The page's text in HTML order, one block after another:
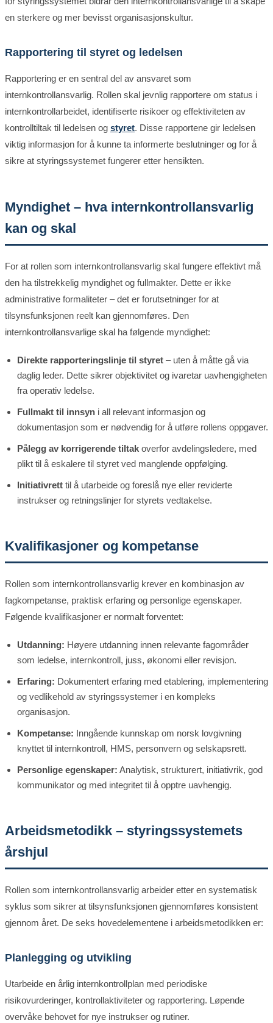
en sterkere og mer bevisst organisasjonskultur.
Rapportering til styret og ledelsen
Rapportering er en sentral del av ansvaret som
internkontrollansvarlig. Rollen skal jevnlig rapportere om status i
internkontrollarbeidet, identifiserte risikoer og effektiviteten av
kontrolltiltak til ledelsen og styret. Disse rapportene gir ledelsen
viktig informasjon for å kunne ta informerte beslutninger og for å
sikre at styringssystemet fungerer etter hensikten.
Myndighet – hva internkontrollansvarlig
kan og skal
For at rollen som internkontrollansvarlig skal fungere effektivt må
den ha tilstrekkelig myndighet og fullmakter. Dette er ikke
administrative formaliteter – det er forutsetninger for at
tilsynsfunksjonen reelt kan gjennomføres. Den
internkontrollansvarlige skal ha følgende myndighet:
Direkte rapporteringslinje til styret – uten å måtte gå via
daglig leder. Dette sikrer objektivitet og ivaretar uavhengigheten
fra operativ ledelse.
Fullmakt til innsyn i all relevant informasjon og
dokumentasjon som er nødvendig for å utføre rollens oppgaver.
Pålegg av korrigerende tiltak overfor avdelingsledere, med
plikt til å eskalere til styret ved manglende oppfølging.
Initiativrett til å utarbeide og foreslå nye eller reviderte
instrukser og retningslinjer for styrets vedtakelse.
Kvalifikasjoner og kompetanse
Rollen som internkontrollansvarlig krever en kombinasjon av
fagkompetanse, praktisk erfaring og personlige egenskaper.
Følgende kvalifikasjoner er normalt forventet:
Utdanning: Høyere utdanning innen relevante fagområder
som ledelse, internkontroll, juss, økonomi eller revisjon.
Erfaring: Dokumentert erfaring med etablering, implementering
og vedlikehold av styringssystemer i en kompleks
organisasjon.
Kompetanse: Inngående kunnskap om norsk lovgivning
knyttet til internkontroll, HMS, personvern og selskapsrett.
Personlige egenskaper: Analytisk, strukturert, initiativrik, god
kommunikator og med integritet til å opptre uavhengig.
Arbeidsmetodikk – styringssystemets
årshjul
Rollen som internkontrollansvarlig arbeider etter en systematisk
syklus som sikrer at tilsynsfunksjonen gjennomføres konsistent
gjennom året. De seks hovedelementene i arbeidsmetodikken er:
Planlegging og utvikling
Utarbeide en årlig internkontrollplan med periodiske
risikovurderinger, kontrollaktiviteter og rapportering. Løpende
overvåke behovet for nye instrukser og rutiner.